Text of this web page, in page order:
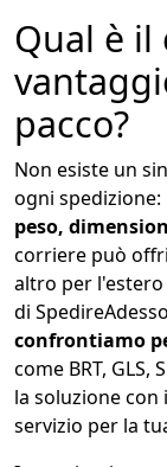
Qual è
pacco?
Non esiste un
ogni spedizione:
peso,
corriere può
altro per
di
confrontiamo
come BRT, GLS,
la soluzione
servizio per la